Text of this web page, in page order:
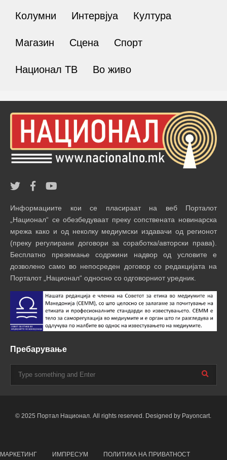
Колумни Интервјуа Култура
Магазин Сцена Спорт
Национал ТВ Во живо
Информациите кои се пласираат на веб Порталот
„Национал“ се обезбедуваат преку сопствената новинарска
мрежа како и од неколку медиумски издавачи од регионот
(преку регулирани договори за соработка/авторски права).
Бесплатно преземање содржини надвор од условите е
дозволено само во непосреден договор со редакцијата на
Порталот „Национал“ односно со одговорниот уредник.
Пребарување
© 2025 Портал Национал. All rights reserved. Designed by Payoncart.
МАРКЕТИНГ ИМПРЕСУМ ПОЛИТИКА НА ПРИВАТНОСТ